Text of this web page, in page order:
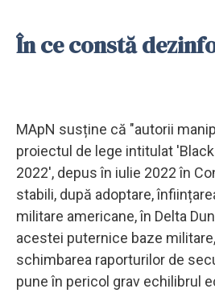
În ce constă
MApN susține că "autorii
proiectul de lege intitulat
2022', depus în iulie 2022 în
stabili, după adoptare,
militare americane, în Delta
acestei puternice baze
schimbarea raporturilor de
pune în pericol grav echilibrul